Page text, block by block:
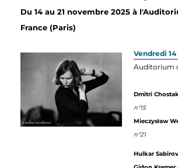
Du 14 au 21 novembre 2025 à
France (Paris)
Vendredi
Auditorium
Dmitri
n°15
Mieczysław
n°21
Hulkar